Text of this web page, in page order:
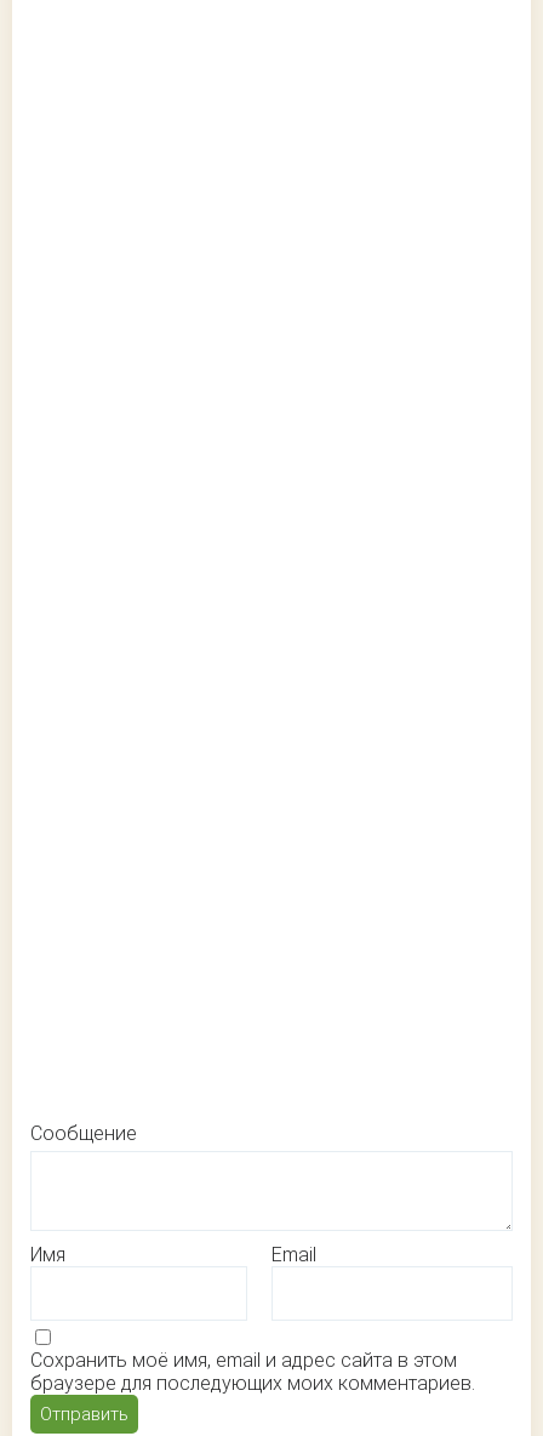
Сообщение
Имя Email
Сохранить моё имя, email и адрес сайта в этом
браузере для последующих моих комментариев.